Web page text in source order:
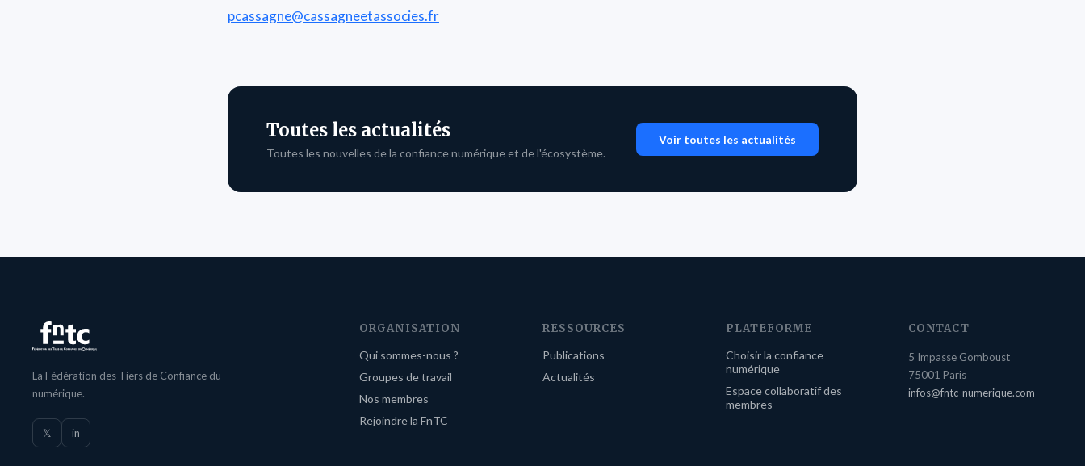
pcassagne@cassagneetassocies.fr
Toutes les actualités
Toutes les nouvelles de la confiance numérique et de l'écosystème.
Voir toutes les actualités
La Fédération des Tiers de Confiance du
numérique.
𝕏 in
ORGANISATION
Qui sommes-nous ?
Groupes de travail
Nos membres
Rejoindre la FnTC
RESSOURCES
Publications
Actualités
PLATEFORME
Choisir la confiance
numérique
Espace collaboratif des
membres
CONTACT
5 Impasse Gomboust
75001 Paris
infos@fntc-numerique.com